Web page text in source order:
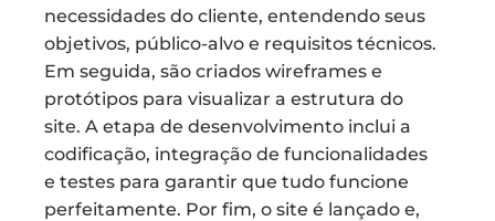
necessidades do cliente, entendendo seus
objetivos, público-alvo e requisitos técnicos.
Em seguida, são criados wireframes e
protótipos para visualizar a estrutura do
site. A etapa de desenvolvimento inclui a
codificação, integração de funcionalidades
e testes para garantir que tudo funcione
perfeitamente. Por fim, o site é lançado e,